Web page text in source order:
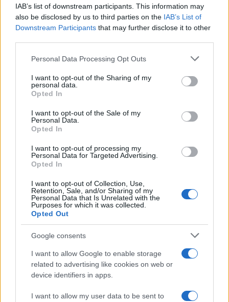
IAB’s list of downstream participants. This information may
also be disclosed by us to third parties on the IAB’s List of
Downstream Participants that may further disclose it to other
Please note that this website/app uses one or more Google
not limited to your visit or usage behaviour. You may click to
grant or deny consent to Google and its third-party tags to
use your data for below specified purposes in below Google
consent section.
Personal Data Processing Opt Outs
I want to opt-out of the Sharing of my
personal data.
Opted In
I want to opt-out of the Sale of my
Personal Data.
Opted In
I want to opt-out of processing my
Personal Data for Targeted Advertising.
Opted In
I want to opt-out of Collection, Use,
Retention, Sale, and/or Sharing of my
Personal Data that Is Unrelated with the
Purposes for which it was collected.
Opted Out
Google consents
I want to allow Google to enable storage
related to advertising like cookies on web or
device identifiers in apps.
I want to allow my user data to be sent to
Migliori agenzie per l’Attestazione SOA in Italia:
lista delle 4 realtà più efficienti nella g…
“Sul filo del discorso”: sold out ad Olbia per il
reading su Atzeni
La Maddalena, festa per i 30 anni del Diving
center di Tegge
conducente
Turiste si perdono a Tavolara: salvate dai vigili
del fuoco
Meteo Olbia 6 agosto, migliora il tempo in
Gallura
Incidente Olbia, poliziotto in vacanza salva 6